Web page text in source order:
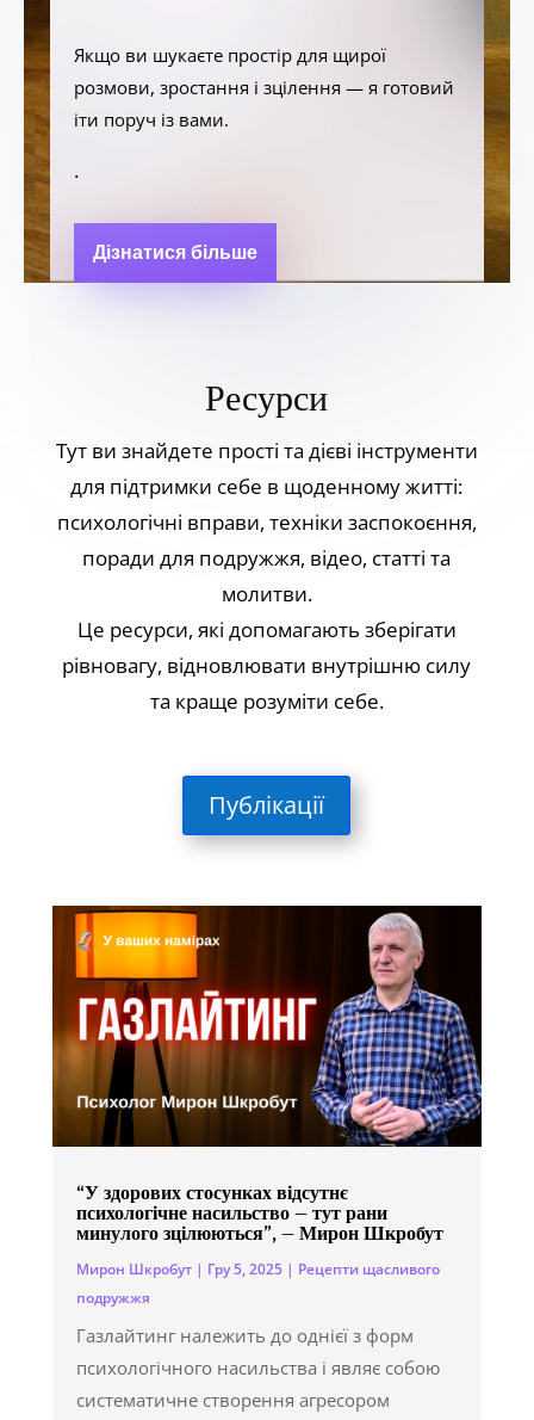
Якщо ви шукаєте простір для щирої
розмови, зростання і зцілення — я готовий
іти поруч із вами.
.
Дізнатися більше
Ресурси
Тут ви знайдете прості та дієві інструменти
для підтримки себе в щоденному житті:
психологічні вправи, техніки заспокоєння,
поради для подружжя, відео, статті та
молитви.
Це ресурси, які допомагають зберігати
рівновагу, відновлювати внутрішню силу
та краще розуміти себе.
Публікації
“У здорових стосунках відсутнє
психологічне насильство – тут рани
минулого зцілюються”, – Мирон Шкробут
Мирон Шкробут| Гру 5, 2025| Рецепти щасливого
подружжя
Газлайтинг належить до однієї з форм
психологічного насильства і являє собою
систематичне створення агресором